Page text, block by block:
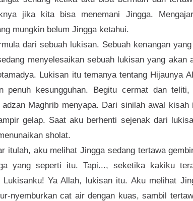
jika kita bisa menemani Jingga.
mungkin belum Jingga ketahui.
dari sebuah lukisan. Sebuah kenangan
menyelesaikan sebuah lukisan yang akan
Lukisan itu temanya tentang Hijaunya
penuh kesungguhan. Begitu cermat dan
Maghrib menyapa. Dari sinilah awal kisah
gelap. Saat aku berhenti sejenak dari
sholat.
itulah, aku melihat Jingga sedang tertawa
yang seperti itu. Tapi..., seketika kakiku
Ya Allah, lukisan itu. Aku melihat
nyemburkan cat air dengan kuas, sambil